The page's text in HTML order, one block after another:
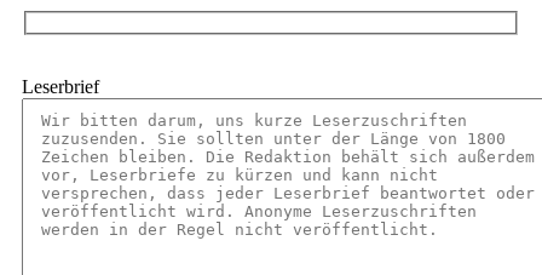
Leserbrief